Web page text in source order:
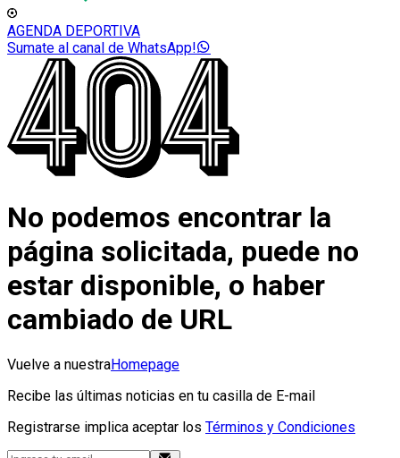
AGENDA DEPORTIVA
Sumate al canal de WhatsApp!
No podemos encontrar la
página solicitada, puede no
estar disponible, o haber
cambiado de URL
Vuelve a nuestraHomepage
Recibe las últimas noticias en tu casilla de E-mail
Registrarse implica aceptar los Términos y Condiciones